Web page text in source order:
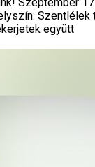
együtt